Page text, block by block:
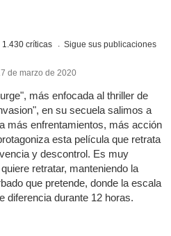
1.430 críticas Sigue sus publicaciones
de marzo de 2020
más enfocada al thriller de
en su secuela salimos a
más enfrentamientos, más acción
esta película que retrata
y descontrol. Es muy
retratar, manteniendo la
que pretende, donde la escala
diferencia durante 12 horas.